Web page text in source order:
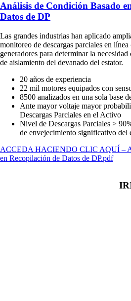
Análisis de Condición Basado
Datos de DP
Las grandes industrias han aplicado
monitoreo de descargas parciales en
generadores para determinar la
de aislamiento del devanado del estator.
20 años de experiencia
22 mil motores equipados con
8500 analizados en una sola base
Ante mayor voltaje mayor
Descargas Parciales en el Activo
Nivel de Descargas Parciales >
de envejecimiento significativo del
ACCEDA HACIENDO CLIC AQUÍ –
en Recopilación de Datos de DP.pdf